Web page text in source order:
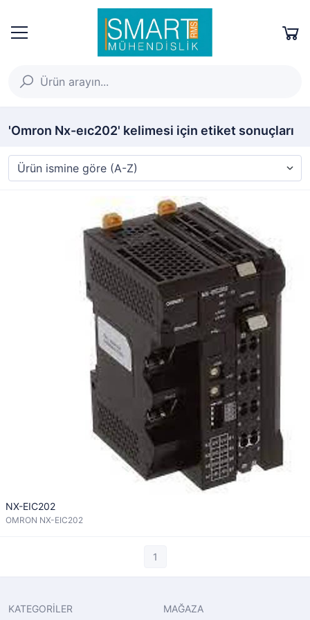
'Omron Nx-eıc202' kelimesi için etiket sonuçları
NX-EIC202
OMRON NX-EIC202
1
KATEGORİLER MAĞAZA